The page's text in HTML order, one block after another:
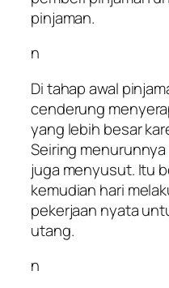
pinjaman.
n
Di tahap awal
cenderung
yang lebih besar
Seiring
juga menyusut. Itu
kemudian hari
pekerjaan nyata
utang.
n